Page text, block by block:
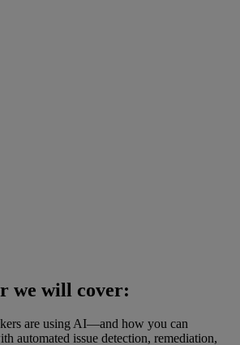
we will cover:
are using AI—and how you can
automated issue detection, remediation,